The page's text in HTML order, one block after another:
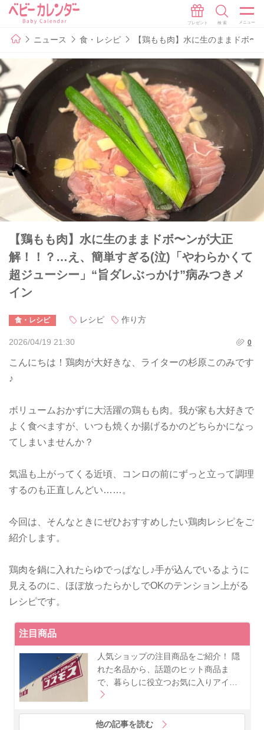
ニュース 食・レシピ 【鶏もも肉】水に生のままドボ
【鶏もも肉】水に生のままドボ〜ンが大正
解！！？…え、簡単すぎる(泣)「やわらかくて
超ジューシー」“旨ダレぶっかけ”病みつきメ
イン
食・レシピ レシピ 作り方
2026/04/19 21:30 0
こんにちは！鶏肉が大好きな、ライターの杉原このみです
♪
ボリュームおかずに大活躍の鶏もも肉。我が家も大好きで
よく食べますが、いつも焼くか揚げるかのどちらかになっ
てしまいませんか？
気温も上がってくる近頃、コンロの前にずっと立って調理
するのも正直しんどい……。
今回は、そんなときにぜひおすすめしたい鶏肉レシピをご
紹介します。
鶏肉を鍋に入れたらゆでっぱなし♪手が込んでいるように
見えるのに、ほぼ放ったらかしでOKのテンション上がる
レシピです。
注目商品
人気ショップの注目商品をご紹介！ 隠
れた名品から、話題のヒット商品ま
で、暮らしに役立つお気に入りアイ…
他の記事を読む